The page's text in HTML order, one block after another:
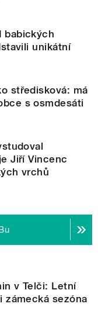
babických
unikátní
středisková: má
s osmdesáti
Jiří Vincenc
vrchů
v Telči: Letní
zámecká sezóna